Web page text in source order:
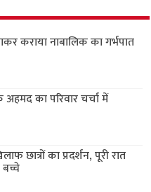
कराया नाबालिक का गर्भपात
का परिवार चर्चा में
छात्रों का प्रदर्शन, पूरी रात